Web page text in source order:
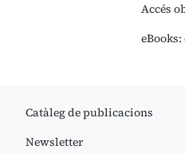
Accés
Catàleg de publicacions
Newsletter